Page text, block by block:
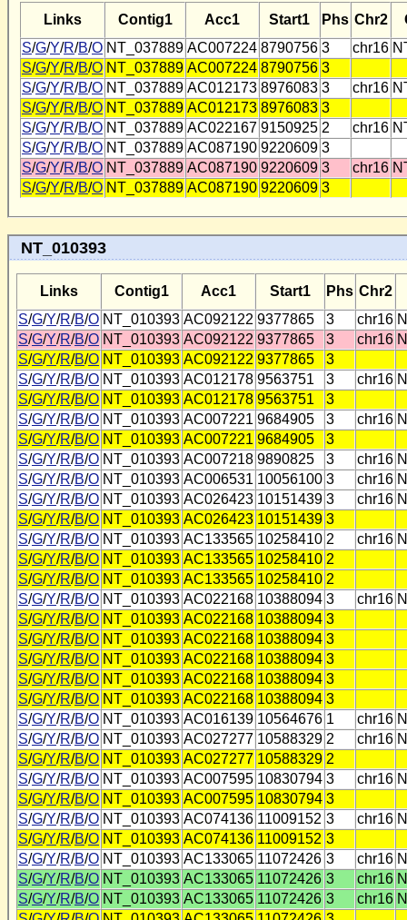
Links Contig1 Acc1 Start1 Phs Chr2
S/G/Y/R/B/O NT_037889 AC007224 8790756 3 chr16
S/G/Y/R/B/O NT_037889 AC007224 8790756 3
S/G/Y/R/B/O NT_037889 AC012173 8976083 3 chr16
S/G/Y/R/B/O NT_037889 AC012173 8976083 3
S/G/Y/R/B/O NT_037889 AC022167 9150925 2 chr16
S/G/Y/R/B/O NT_037889 AC087190 9220609 3
S/G/Y/R/B/O NT_037889 AC087190 9220609 3 chr16
S/G/Y/R/B/O NT_037889 AC087190 9220609 3
NT_010393
Links Contig1 Acc1 Start1 Phs Chr2
S/G/Y/R/B/O NT_010393 AC092122 9377865 3 chr16
S/G/Y/R/B/O NT_010393 AC092122 9377865 3 chr16
S/G/Y/R/B/O NT_010393 AC092122 9377865
3
S/G/Y/R/B/O NT_010393 AC012178 9563751 3 chr16
S/G/Y/R/B/O NT_010393 AC012178 9563751
3
S/G/Y/R/B/O NT_010393 AC007221 9684905 3 chr16
S/G/Y/R/B/O NT_010393 AC007221 9684905
3
S/G/Y/R/B/O NT_010393 AC007218 9890825 3 chr16
S/G/Y/R/B/O NT_010393 AC006531 10056100 3 chr16
S/G/Y/R/B/O NT_010393 AC026423 10151439 3 chr16
S/G/Y/R/B/O NT_010393 AC026423 10151439 3
S/G/Y/R/B/O NT_010393 AC133565 10258410 2 chr16
S/G/Y/R/B/O NT_010393 AC133565 10258410 2
S/G/Y/R/B/O NT_010393 AC133565 10258410 2
S/G/Y/R/B/O NT_010393 AC022168 10388094 3 chr16
S/G/Y/R/B/O NT_010393 AC022168 10388094 3
S/G/Y/R/B/O NT_010393 AC022168 10388094 3
S/G/Y/R/B/O NT_010393 AC022168 10388094 3
S/G/Y/R/B/O NT_010393 AC022168 10388094 3
S/G/Y/R/B/O NT_010393 AC022168 10388094 3
S/G/Y/R/B/O NT_010393 AC016139 10564676 1 chr16
S/G/Y/R/B/O NT_010393 AC027277 10588329 2 chr16
S/G/Y/R/B/O NT_010393 AC027277 10588329 2
S/G/Y/R/B/O NT_010393 AC007595 10830794 3 chr16
S/G/Y/R/B/O NT_010393 AC007595 10830794 3
S/G/Y/R/B/O NT_010393 AC074136 11009152 3 chr16
S/G/Y/R/B/O NT_010393 AC074136 11009152 3
S/G/Y/R/B/O NT_010393 AC133065 11072426 3 chr16
S/G/Y/R/B/O NT_010393 AC133065 11072426 3 chr16
S/G/Y/R/B/O NT_010393 AC133065 11072426 3 chr16